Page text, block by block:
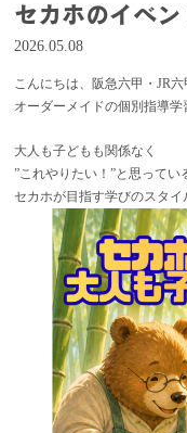
セカホのイベン
2026.05.08
こんにちは、阪急六甲・JR六
オーダーメイドの個別指導学
大人も子どもも関係なく
”これやりたい！”と思ってい
セカホが目指す学びのスタイ